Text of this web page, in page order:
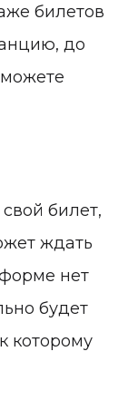
билетов
до
билет,
ждать
нет
будет
которому